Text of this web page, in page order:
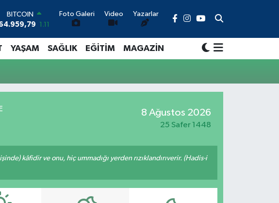
BITCOIN
1.11
47,7436 0.18
64,4811 0.38
6660.55
Foto Galeri Video Yazarlar
YAŞAM SAĞLIK EĞİTİM MAGAZİN
8 Ağustos 2026
25 Safer 1448
kâfidir ve onu, hiç ummadığı yerden rızıklandırıverir. (Hadis-i